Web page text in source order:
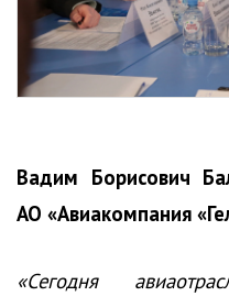
Вадим Борисович
АО «Авиакомпания
«Сегодня